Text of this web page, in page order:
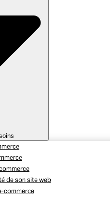
de son site web
commerce